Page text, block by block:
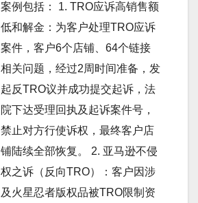
案例包括： 1. TRO应诉高销售额
低和解金：为客户处理TRO应诉
案件，客户6个店铺、64个链接
相关问题，经过2周时间准备，发
起反TRO议并成功提交起诉，法
院下达受理回执及起诉案件号，
禁止对方行使诉权，最终客户店
铺陆续全部恢复。 2. 亚马逊不侵
权之诉（反向TRO）：客户因涉
及火星忍者版权品被TRO限制资